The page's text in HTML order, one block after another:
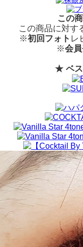
この
この商品に対す
※初回フォト レ
※会
★ ベス